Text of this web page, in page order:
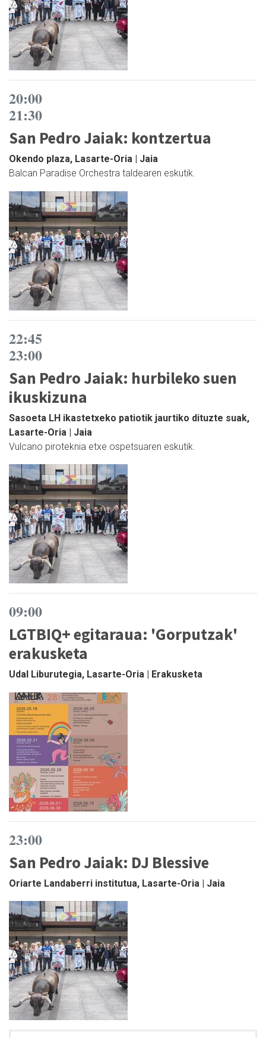
20:00
21:30
San Pedro Jaiak: kontzertua
Okendo plaza, Lasarte-Oria | Jaia
Balcan Paradise Orchestra taldearen eskutik.
22:45
23:00
San Pedro Jaiak: hurbileko suen
ikuskizuna
Sasoeta LH ikastetxeko patiotik jaurtiko dituzte suak,
Lasarte-Oria | Jaia
Vulcano piroteknia etxe ospetsuaren eskutik.
09:00
LGTBIQ+ egitaraua: 'Gorputzak'
erakusketa
Udal Liburutegia, Lasarte-Oria | Erakusketa
23:00
San Pedro Jaiak: DJ Blessive
Oriarte Landaberri institutua, Lasarte-Oria | Jaia